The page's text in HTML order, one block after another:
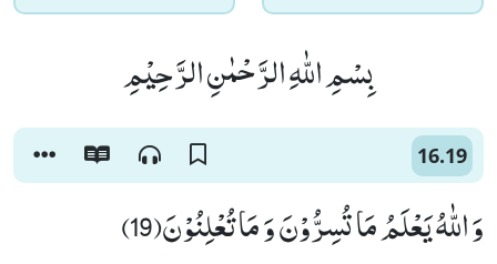
بِسْمِ اللّٰهِ الرَّحْمٰنِ الرَّحِیْمِ
16.19
وَ اللّٰهُ یَعْلَمُ مَا تُسِرُّوْنَ وَ مَا تُعْلِنُوْنَ(19)